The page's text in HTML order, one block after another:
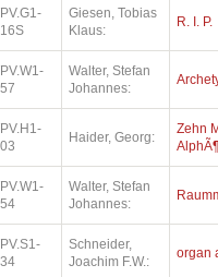
Giesen, Tobias
Klaus:
R. I. P.
Walter, Stefan
Johannes:
Haider, Georg:
Zehn
Walter, Stefan
Johannes:
Schneider,
Joachim F.W.:
organ